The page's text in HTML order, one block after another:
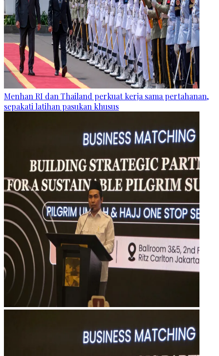
Menhan RI dan Thailand perkuat kerja sama pertahanan,
sepakati latihan pasukan khusus